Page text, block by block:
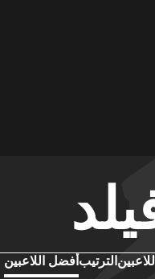
الترتيب أفضل اللاعبين